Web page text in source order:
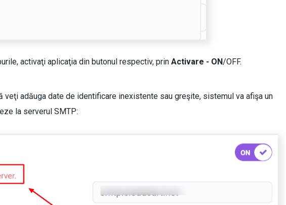
activaţi aplicaţia din butonul respectiv, prinActivare - ON/OFF.
veţi adăuga date de identificare inexistente sau greşite, sistemul va afişa un
la serverul SMTP: